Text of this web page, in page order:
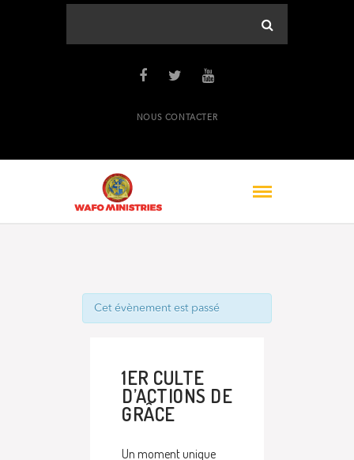
NOUS CONTACTER
Cet évènement est passé
1ER CULTE
D’ACTIONS DE
GRÂCE
Un moment unique